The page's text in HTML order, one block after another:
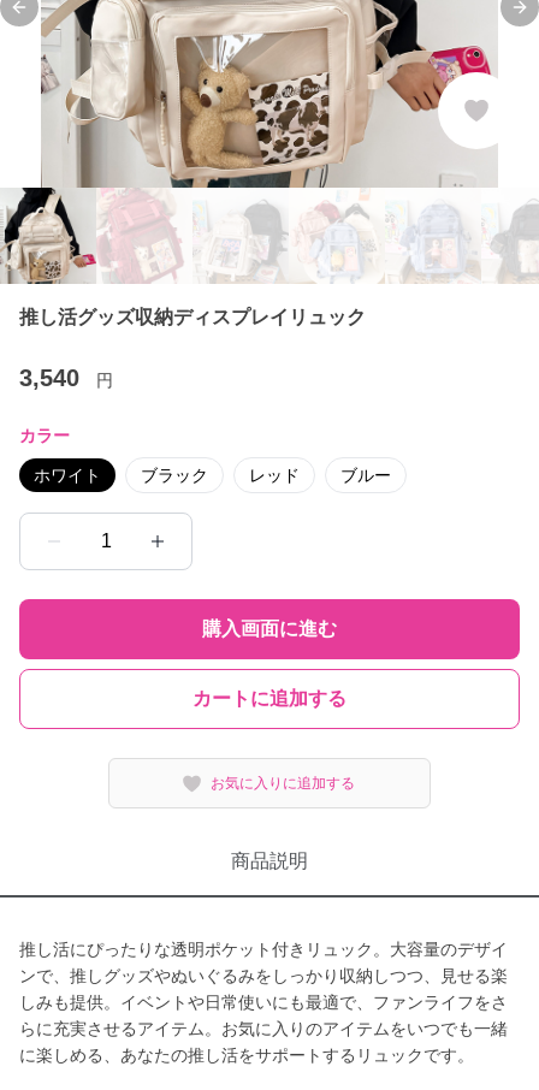
Previous slide
推し活グッズ収納ディスプレイリュック
3,540 円
カラー
ホワイト ブラック レッド ブルー
1
購入画面に進む
カートに追加する
お気に入りに追加する
商品説明
推し活にぴったりな透明ポケット付きリュック。大容量のデザイ
ンで、推しグッズやぬいぐるみをしっかり収納しつつ、見せる楽
しみも提供。イベントや日常使いにも最適で、ファンライフをさ
らに充実させるアイテム。お気に入りのアイテムをいつでも一緒
に楽しめる、あなたの推し活をサポートするリュックです。